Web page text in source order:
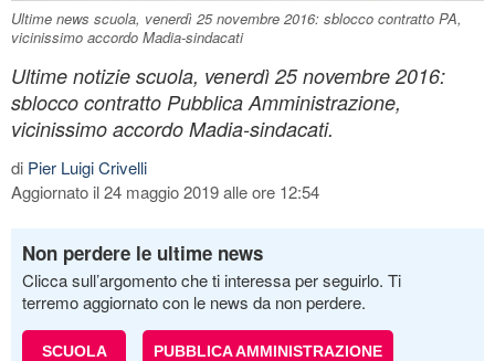
Ultime news scuola, venerdì 25 novembre 2016: sblocco contratto PA,
vicinissimo accordo Madia-sindacati
Ultime notizie scuola, venerdì 25 novembre 2016:
sblocco contratto Pubblica Amministrazione,
vicinissimo accordo Madia-sindacati.
di Pier Luigi Crivelli
Aggiornato il 24 maggio 2019 alle ore 12:54
Non perdere le ultime news
Clicca sull’argomento che ti interessa per seguirlo. Ti
terremo aggiornato con le news da non perdere.
SCUOLA PUBBLICA AMMINISTRAZIONE